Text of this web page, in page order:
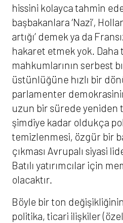
hissini kolayca tahmin
başbakanlara ‘Nazi’,
artığı’ demek ya da
hakaret etmek yok.
mahkumlarının serbest
üstünlüğüne hızlı bir
parlamenter
uzun bir sürede yeniden
şimdiye kadar oldukça
temizlenmesi, özgür bir
çıkması Avrupalı siyasi
Batılı yatırımcılar için
olacaktır.
Böyle bir ton
politika, ticari ilişkiler